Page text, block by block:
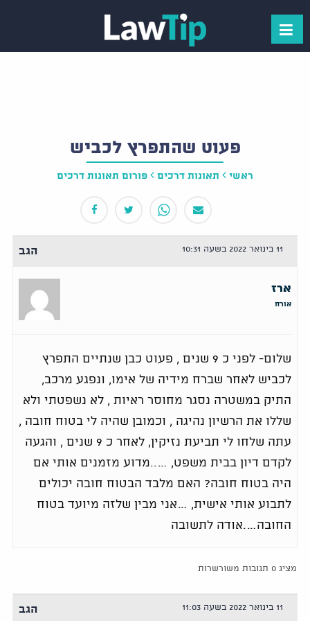
פעוט שהתפרץ לכביש
ראשי תאונות דרכים פורום תאונות דרכים
11 בינואר 2022 בשעה 10:31 הגב
ארז
אורח
שלום- לפני כ 9 שנים , פעוט כבן שנתיים התפרץ
לכביש לאחר שברח מידיה של אימו, ונפגע מרכב,
התיק במשטרה נסגר מחוסר ראיות , לא נשפטתי ולא
שללו את הרשיון נהיגה , וכמובן שהיה לי בטוח חובה ,
עתה שלחו לי תביעת נזיקין, לאחר כ 9 שנים , והגעה
לקדם דיון בבית משפט, …..מדוע מזמנים אותי אם
היה בטוח חובה? האם מלבד הבטוח חובה יכולים
לתבוע אותי אישית, …אני מבין שלזה מיועד בטוח
החובה….אודה לתשובה
מציג 0 תגובות משורשרות
11 בינואר 2022 בשעה 11:03 הגב